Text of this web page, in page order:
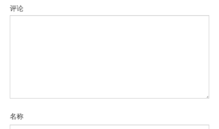
评论
名称